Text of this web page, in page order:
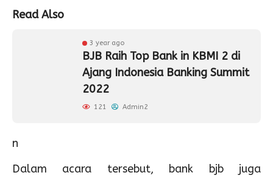
Read Also
3 year ago
BJB Raih Top Bank in KBMI 2 di
Ajang Indonesia Banking Summit
2022
121 Admin2
n
Dalam acara tersebut, bank bjb juga